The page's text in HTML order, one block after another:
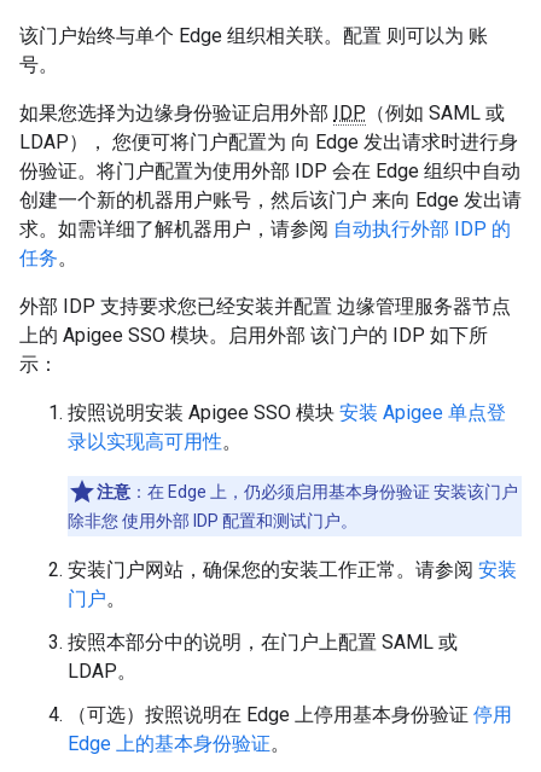
该门户始终与单个 Edge 组织相关联。配置 则可以为 账
号。
如果您选择为边缘身份验证启用外部 IDP （例如 SAML 或
LDAP）， 您便可将门户配置为 向 Edge 发出请求时进行身
份验证。将门户配置为使用外部 IDP 会在 Edge 组织中自动
创建一个新的机器用户账号，然后该门户 来向 Edge 发出请
求。如需详细了解机器用户，请参阅 自动执行外部 IDP 的
任务。
外部 IDP 支持要求您已经安装并配置 边缘管理服务器节点
上的 Apigee SSO 模块。启用外部 该门户的 IDP 如下所
示：
按照说明安装 Apigee SSO 模块 安装 Apigee 单点登
录以实现高可用性。
注意 ：在 Edge 上，仍必须启用基本身份验证 安装该门户
除非您 使用外部 IDP 配置和测试门户。
安装门户网站，确保您的安装工作正常。请参阅 安装
门户。
按照本部分中的说明，在门户上配置 SAML 或
LDAP。
（可选）按照说明在 Edge 上停用基本身份验证 停用
Edge 上的基本身份验证。